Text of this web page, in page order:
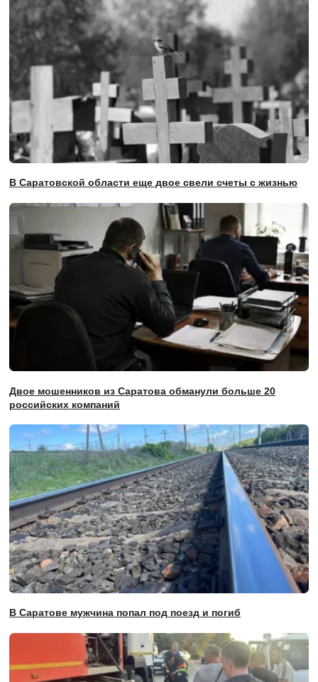
В Саратовской области еще двое свели счеты с жизнью
Двое мошенников из Саратова обманули больше 20
российских компаний
В Саратове мужчина попал под поезд и погиб